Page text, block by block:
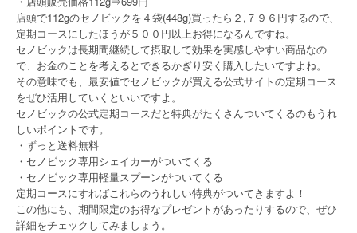
店頭で112gのセノビックを４袋(448g)買ったら２,７９６円するので、
定期コースにしたほうが５００円以上お得になるんですね。
セノビックは長期間継続して摂取して効果を実感しやすい商品なの
で、お金のことを考えるとできるかぎり安く購入したいですよね。
その意味でも、最安値でセノビックが買える公式サイトの定期コース
をぜひ活用していくといいですよ。
セノビックの公式定期コースだと特典がたくさんついてくるのもうれ
しいポイントです。
・ずっと送料無料
・セノビック専用シェイカーがついてくる
・セノビック専用軽量スプーンがついてくる
定期コースにすればこれらのうれしい特典がついてきますよ！
この他にも、期間限定のお得なプレゼントがあったりするので、ぜひ
詳細をチェックしてみましょう。